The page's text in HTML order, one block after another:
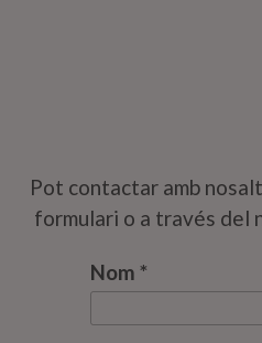
Pot contactar amb
formulari o a través del
Nom *